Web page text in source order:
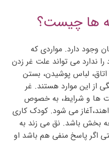
ها چیست؟
وجود دارد. مواردی که
ندارد می تواند علت غر زدن
لباس پوشیدن، بستن
از این موارد هستند. غر
ها و شرایط، به خصوص
می شود. کودک کاری
بخش باشد. نق می زند به
اگر پاسخ منفی هم باشد او